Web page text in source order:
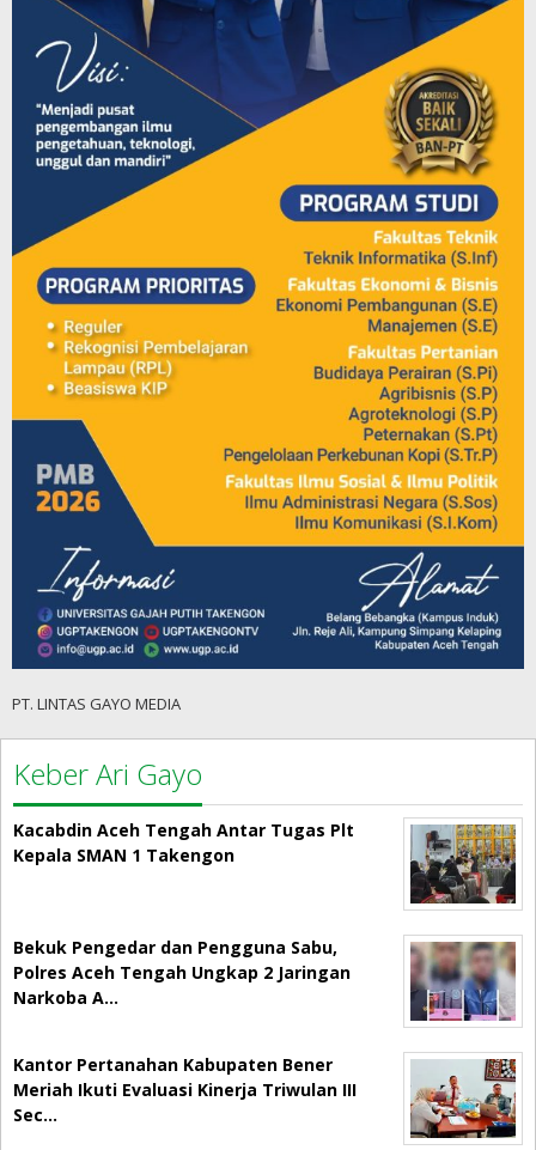
PT. LINTAS GAYO MEDIA
Keber Ari Gayo
Kacabdin Aceh Tengah Antar Tugas Plt
Kepala SMAN 1 Takengon
Bekuk Pengedar dan Pengguna Sabu,
Polres Aceh Tengah Ungkap 2 Jaringan
Narkoba A…
Kantor Pertanahan Kabupaten Bener
Meriah Ikuti Evaluasi Kinerja Triwulan III
Sec…